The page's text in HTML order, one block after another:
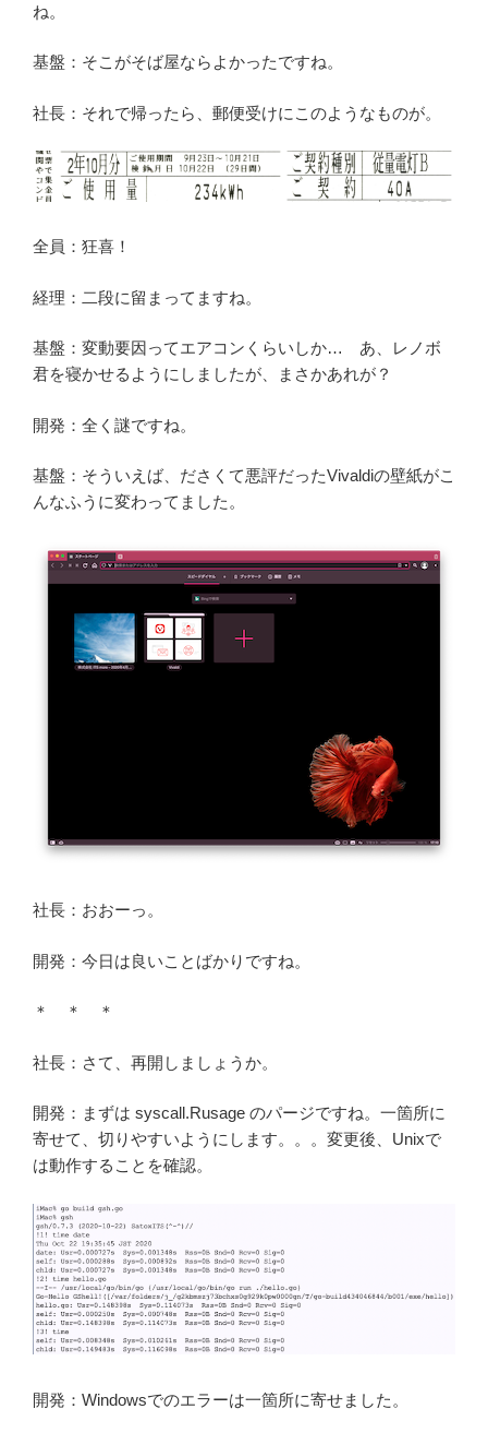
ね。
基盤：そこがそば屋ならよかったですね。
社長：それで帰ったら、郵便受けにこのようなものが。
全員：狂喜！
経理：二段に留まってますね。
基盤：変動要因ってエアコンくらいしか… あ、レノボ
君を寝かせるようにしましたが、まさかあれが？
開発：全く謎ですね。
基盤：そういえば、ださくて悪評だったVivaldiの壁紙がこ
んなふうに変わってました。
社長：おおーっ。
開発：今日は良いことばかりですね。
＊ ＊ ＊
社長：さて、再開しましょうか。
開発：まずは syscall.Rusage のパージですね。一箇所に
寄せて、切りやすいようにします。。。変更後、Unixで
は動作することを確認。
開発：Windowsでのエラーは一箇所に寄せました。